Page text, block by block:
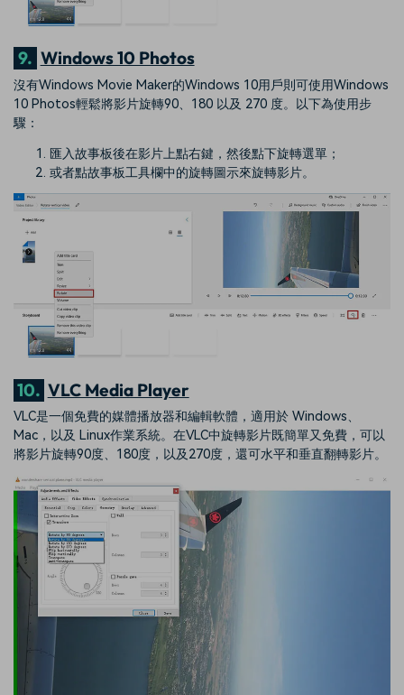
9. Windows 10 Photos
沒有Windows Movie Maker的Windows 10用戶則可使用Windows
10 Photos輕鬆將影片旋轉90、180 以及 270 度。以下為使用步
驟：
匯入故事板後在影片上點右鍵，然後點下旋轉選單；
或者點故事板工具欄中的旋轉圖示來旋轉影片。
10. VLC Media Player
VLC是一個免費的媒體播放器和編輯軟體，適用於 Windows、
Mac，以及 Linux作業系統。在VLC中旋轉影片既簡單又免費，可以
將影片旋轉90度、180度，以及270度，還可水平和垂直翻轉影片。